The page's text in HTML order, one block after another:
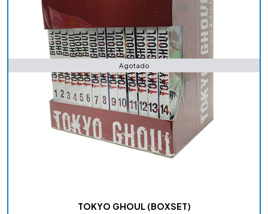
Agotado
TOKYO GHOUL (BOXSET)